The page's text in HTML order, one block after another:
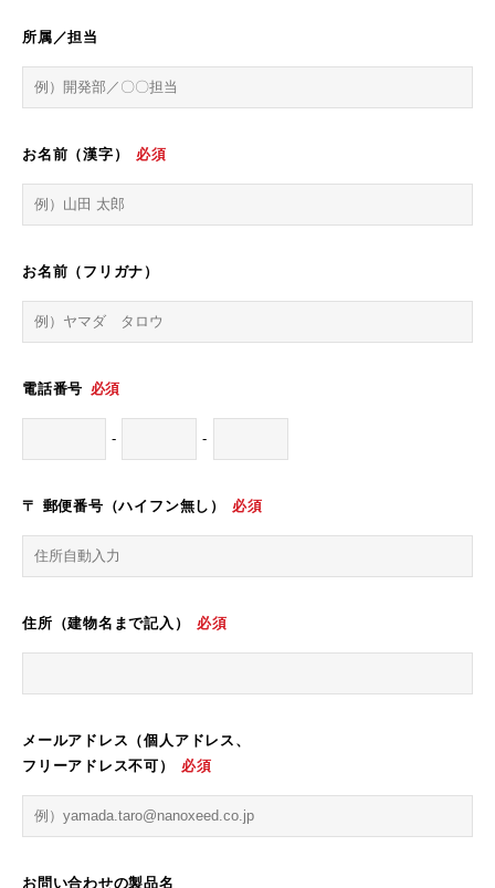
所属／担当
お名前（漢字） 必須
お名前（フリガナ）
電話番号 必須
- -
〒 郵便番号（ハイフン無し） 必須
住所（建物名まで記入） 必須
メールアドレス（個人アドレス、
フリーアドレス不可）
必須
お問い合わせの製品名